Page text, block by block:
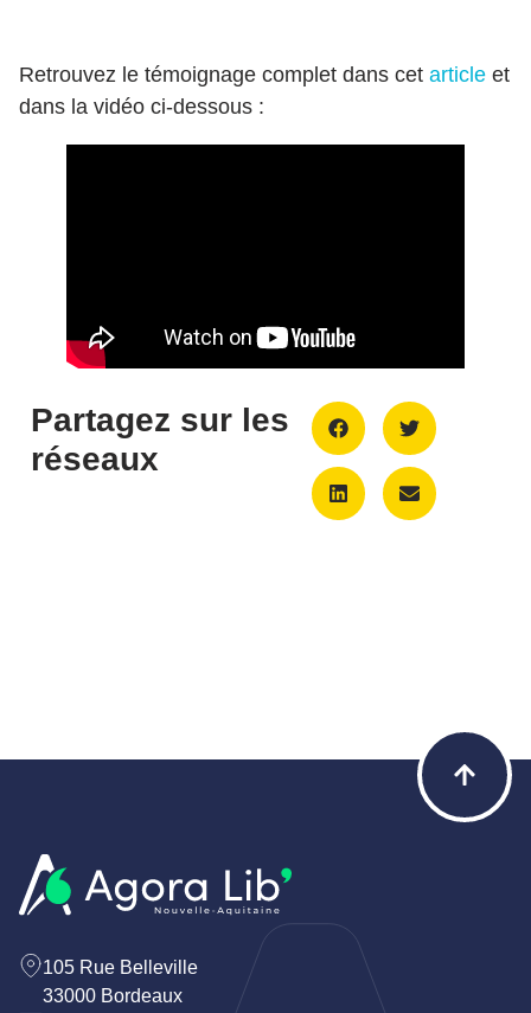
Retrouvez le témoignage complet dans cet article et
dans la vidéo ci-dessous :
Partagez sur les
réseaux
105 Rue Belleville
33000 Bordeaux